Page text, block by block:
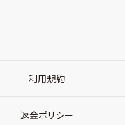
利用規約
返金ポリシー